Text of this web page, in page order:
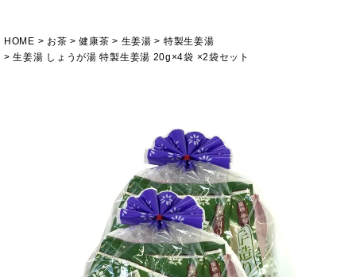
HOME お茶 健康茶 生姜湯
特製生姜湯
生姜湯 しょうが湯 特製生姜湯 20g×4袋 ×2袋セット